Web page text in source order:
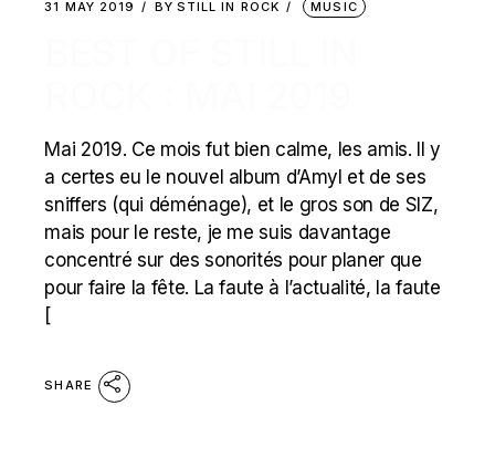
31 MAY 2019 BY STILL IN ROCK MUSIC
Mai 2019. Ce mois fut bien calme, les amis. Il y
a certes eu le nouvel album d’Amyl et de ses
sniffers (qui déménage), et le gros son de SIZ,
mais pour le reste, je me suis davantage
concentré sur des sonorités pour planer que
pour faire la fête. La faute à l’actualité, la faute
[
SHARE